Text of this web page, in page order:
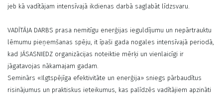
jeb kā vadītājam intensīvajā ikdienas darbā saglabāt līdzsvaru.
VADĪTĀJA DARBS prasa nemitīgu enerģijas ieguldījumu un nepārtrauktu
lēmumu pieņemšanas spēju, it īpaši gada nogales intensīvajā periodā,
kad JĀSASNIEDZ organizācijas noteiktie mērķi un vienlaicīgi ir
jāgatavojas nākamajam gadam.
Seminārs «Ilgtspējīga efektivitāte un enerģija» sniegs pārbaudītus
risinājumus un praktiskus ieteikumus, kas palīdzēs vadītājiem apzināti